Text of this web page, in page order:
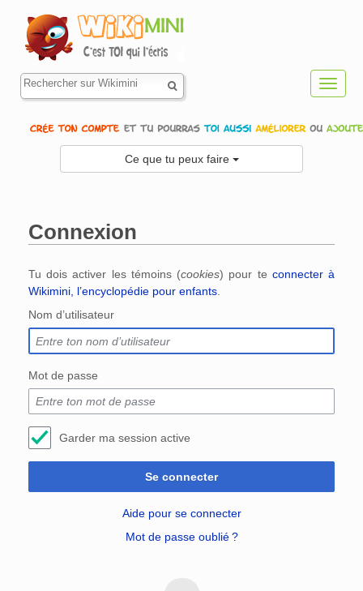
Ce que tu peux faire
Connexion
Tu dois activer les témoins (cookies) pour te connecter à
Wikimini, l’encyclopédie pour enfants.
Nom d’utilisateur
Mot de passe
Garder ma session active
Se connecter
Aide pour se connecter
Mot de passe oublié ?